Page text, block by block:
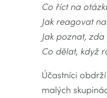
Co říct na
Jak reagovat
Jak poznat,
Co dělat, když
Účastníci
malých